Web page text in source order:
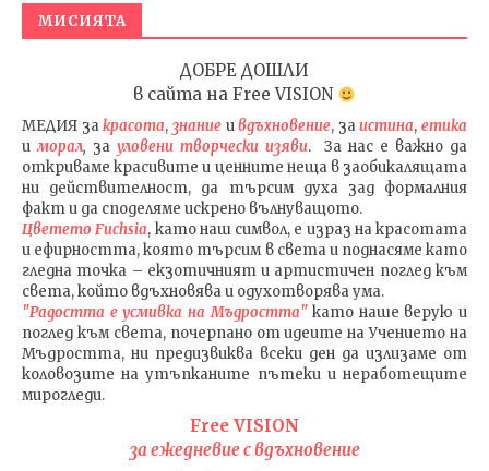
МИСИЯТА
ДОБРЕ ДОШЛИ
в сайта на Free VISION
МЕДИЯ закрасота, знаниеивдъхновение, заистина, етика
иморал, за уловени творчески изяви. За нас е важно да
откриваме красивите и ценните неща в заобикалящата
ни действителност, да търсим духа зад формалния
факт и да споделяме искрено вълнуващото.
Цветето Fuchsia, като наш символ, е израз на красотата
и ефирността, която търсим в света и поднасяме като
гледна точка – екзотичният и артистичен поглед към
света, който вдъхновява и одухотворява ума.
"Радостта е усмивка на Мъдростта"като наше верую и
поглед към света, почерпано от идеите на Учението на
Мъдростта, ни предизвиква всеки ден да излизаме от
коловозите на утъпканите пътеки и неработещите
мирогледи.
Free VISION
за ежедневие с вдъхновение